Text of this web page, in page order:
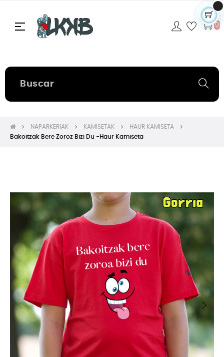
Navegación
☰ 0
NAPARKERIAK KAMISETAK
HAUR KAMISETA
Bakoitzak Bere Zoroz Bizi Du -Haur Kamiseta